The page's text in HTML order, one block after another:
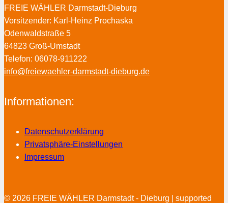
FREIE WÄHLER Darmstadt-Dieburg
Vorsitzender: Karl-Heinz Prochaska
Odenwaldstraße 5
64823 Groß-Umstadt
Telefon: 06078-911222
info@freiewaehler-darmstadt-dieburg.de
Informationen:
Datenschutzerklärung
Privatsphäre-Einstellungen
Impressum
© 2026 FREIE WÄHLER Darmstadt - Dieburg | supported